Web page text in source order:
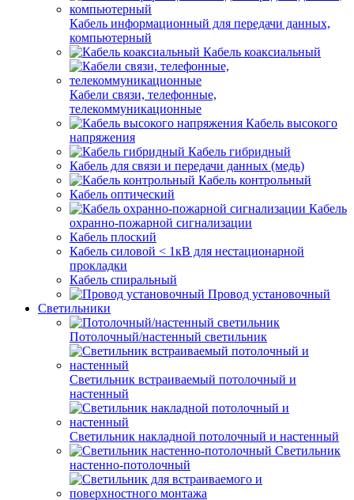
Кабель информационный для передачи данных,
компьютерный
Кабель коаксиальный
Кабели связи, телефонные,
телекоммуникационные
Кабель высокого
напряжения
Кабель гибридный
Кабель для связи и передачи данных (медь)
Кабель контрольный
Кабель оптический
Кабель
охранно-пожарной сигнализации
Кабель плоский
Кабель силовой < 1кВ для нестационарной
прокладки
Кабель спиральный
Провод установочный
Светильники
Потолочный/настенный светильник
Светильник встраиваемый потолочный и
настенный
Светильник накладной потолочный и настенный
Светильник
настенно-потолочный